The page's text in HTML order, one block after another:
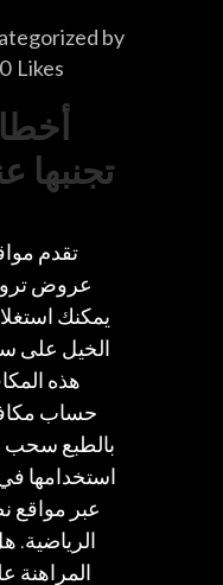
by
0 Likes
تجنبها
تقدم
عروض
يمكنك
الخيل على
هذه
حساب
بالطبع سحب
استخدامها
عبر مواقع
الرياضية.
المراهنة